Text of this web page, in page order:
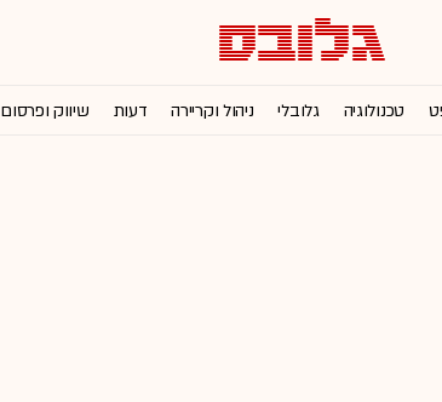
טכנולוגיה גלובלי ניהול וקריירה דעות שיווק ופרסום